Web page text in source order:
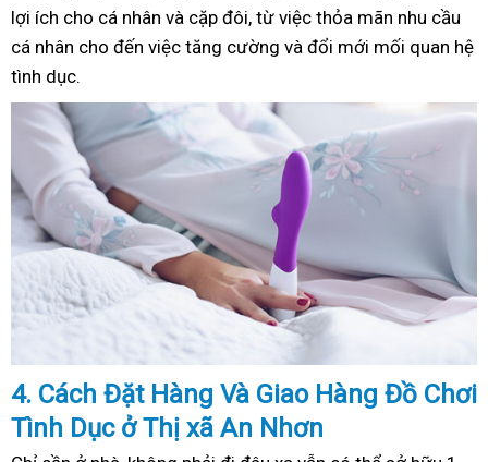
lợi ích cho cá nhân và cặp đôi, từ việc thỏa mãn nhu cầu
cá nhân cho đến việc tăng cường và đổi mới mối quan hệ
tình dục.
4. Cách Đặt Hàng Và Giao Hàng Đồ Chơi
Tình Dục ở Thị xã An Nhơn